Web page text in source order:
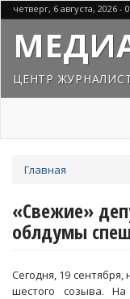
Перейти
к
основному
содержанию
четверг, 6 августа, 2026 -
ЦЕНТР
здесь
Главная
«Свежие»
облдумы
Сегодня, 19
шестого созыва.